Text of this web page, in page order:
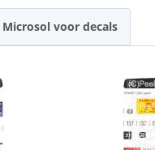
Microsol voor decals